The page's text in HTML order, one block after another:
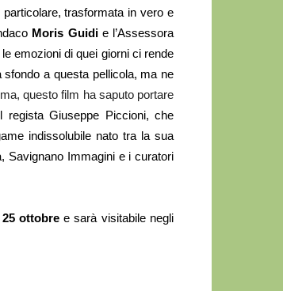
particolare,trasformata in vero e
Moris Guidi e l’Assessora
emozioni di quei giorni ci rende
a questa pellicola, ma ne
questo film ha saputo portare
registaGiuseppe Piccioni, che
indissolubile nato tra la sua
Savignano Immagini e i curatori
25ottobree sarà visitabile negli